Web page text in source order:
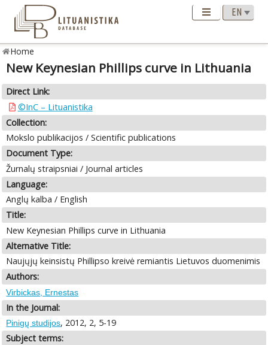
Home
New Keynesian Phillips curve in Lithuania
Direct Link:
©InC – Lituanistika
Collection:
Mokslo publikacijos / Scientific publications
Document Type:
Žurnalų straipsniai / Journal articles
Language:
Anglų kalba / English
Title:
New Keynesian Phillips curve in Lithuania
Alternative Title:
Naujųjų keinsistų Phillipso kreivė remiantis Lietuvos duomenimis
Authors:
Virbickas, Ernestas
In the Journal:
Pinigų studijos, 2012, 2, 5-19
Subject terms: